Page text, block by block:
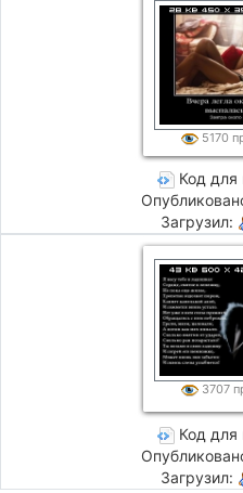
5170
Код для
Загрузил:
3707
Код для
Загрузил: